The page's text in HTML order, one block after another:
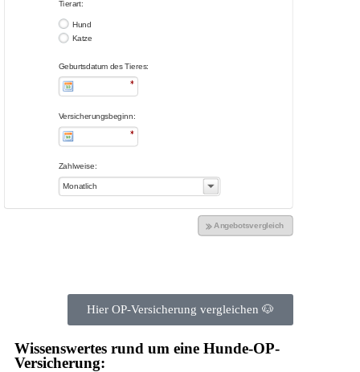
Hier OP-Versicherung vergleichen 🐶
Wissenswertes rund um eine Hunde-OP-
Versicherung: